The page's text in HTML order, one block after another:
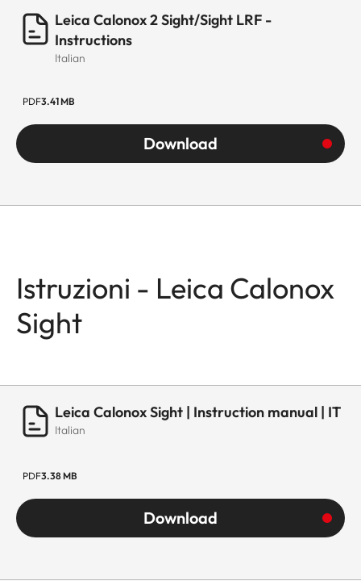
Leica Calonox 2 Sight/Sight LRF -
Instructions
Italian
PDF3.41 MB
Download
Istruzioni - Leica Calonox
Sight
Leica Calonox Sight | Instruction manual | IT
Italian
PDF3.38 MB
Download